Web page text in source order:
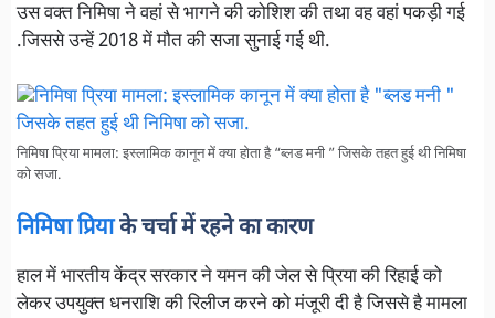
उस वक्त निमिषा ने वहां से भागने की कोशिश की तथा वह वहां पकड़ी गई
.जिससे उन्हें 2018 में मौत की सजा सुनाई गई थी.
निमिषा प्रिया मामला: इस्लामिक कानून में क्या होता है “ब्लड मनी ” जिसके तहत हुई थी निमिषा
को सजा.
निमिषा प्रियाके चर्चा में रहने का कारण
हाल में भारतीय केंद्र सरकार ने यमन की जेल से प्रिया की रिहाई को
लेकर उपयुक्त धनराशि की रिलीज करने को मंजूरी दी है जिससे है मामला